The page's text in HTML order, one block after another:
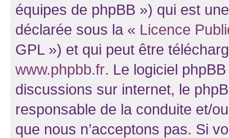
équipes de phpBB ») qui est
déclarée sous la « Licence
GPL ») et qui peut être
www.phpbb.fr. Le logiciel
discussions sur internet, le
responsable de la conduite et/
que nous n’acceptons pas. Si